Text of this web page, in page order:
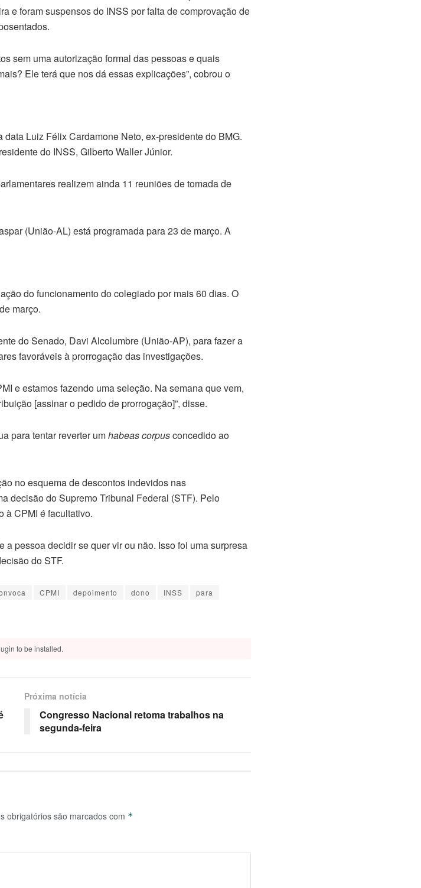
e foram suspensos do INSS por falta de comprovação de
sem uma autorização formal das pessoas e quais
Ele terá que nos dá essas explicações”, cobrou o
Luiz Félix Cardamone Neto, ex-presidente do BMG.
do INSS, Gilberto Waller Júnior.
realizem ainda 11 reuniões de tomada de
(União-AL) está programada para 23 de março. A
do funcionamento do colegiado por mais 60 dias. O
março.
do Senado, Davi Alcolumbre (União-AP), para fazer a
favoráveis à prorrogação das investigações.
e estamos fazendo uma seleção. Na semana que vem,
[assinar o pedido de prorrogação]”, disse.
para tentar reverter umhabeas corpusconcedido ao
no esquema de descontos indevidos nas
decisão do Supremo Tribunal Federal (STF). Pelo
à CPMI é facultativo.
pessoa decidir se quer vir ou não. Isso foi uma surpresa
do STF.
CPMI depoimento dono INSS
para
to be installed.
Próxima notícia
Congresso Nacional retoma trabalhos na
segunda-feira
obrigatórios são marcados com *